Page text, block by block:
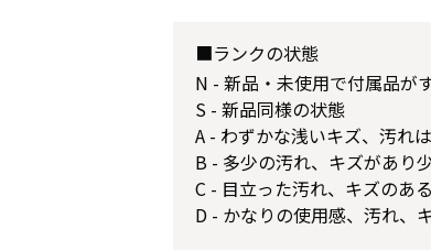
■ランクの状態
N - 新品・未使用で付属品が
S - 新品同様の状態
A - わずかな浅いキズ、汚れ
B - 多少の汚れ、キズがあり
C - 目立った汚れ、キズのあ
D - かなりの使用感、汚れ、